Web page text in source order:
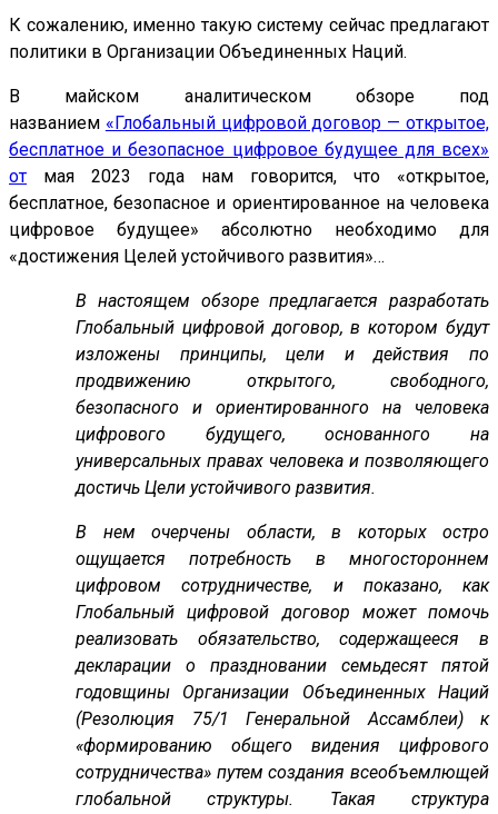
К сожалению, именно такую ​​систему сейчас предлагают
политики в Организации Объединенных Наций.
В майском аналитическом обзоре под
названием «Глобальный цифровой договор — открытое,
бесплатное и безопасное цифровое будущее для всех»
от мая 2023 года нам говорится, что «открытое,
бесплатное, безопасное и ориентированное на человека
цифровое будущее» абсолютно необходимо для
«достижения Целей устойчивого развития»…
В настоящем обзоре предлагается разработать
Глобальный цифровой договор, в котором будут
изложены принципы, цели и действия по
продвижению открытого, свободного,
безопасного и ориентированного на человека
цифрового будущего, основанного на
универсальных правах человека и позволяющего
достичь Цели устойчивого развития.
В нем очерчены области, в которых остро
ощущается потребность в многостороннем
цифровом сотрудничестве, и показано, как
Глобальный цифровой договор может помочь
реализовать обязательство, содержащееся в
декларации о праздновании семьдесят пятой
годовщины Организации Объединенных Наций
(Резолюция 75/1 Генеральной Ассамблеи) к
«формированию общего видения цифрового
сотрудничества» путем создания всеобъемлющей
глобальной структуры. Такая структура